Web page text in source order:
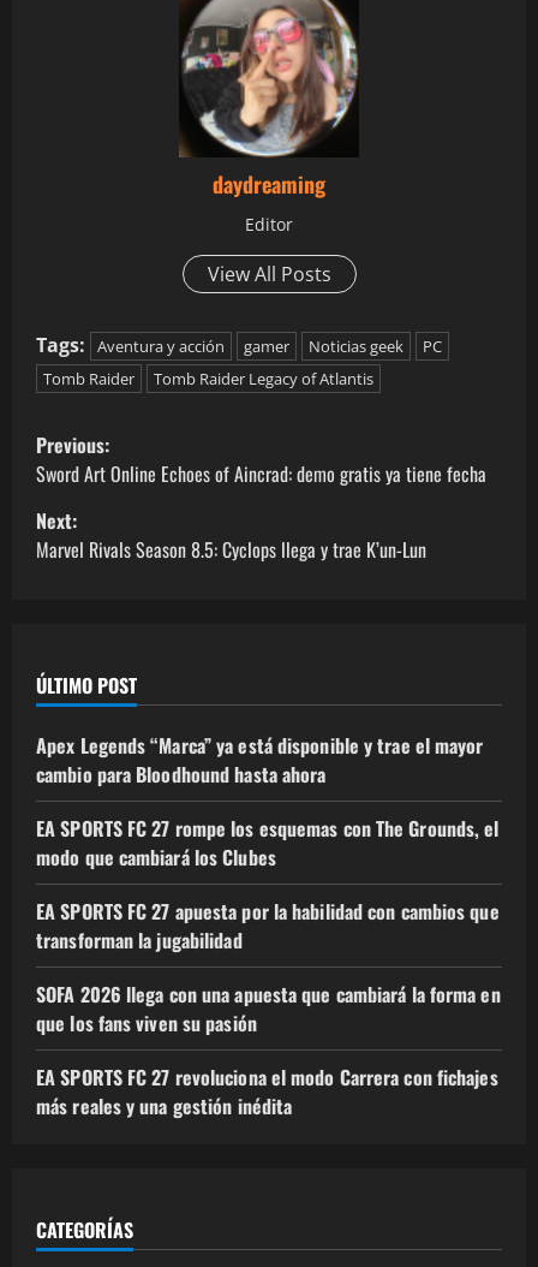
daydreaming
Editor
View All Posts
Tags: Aventura y acción gamer Noticias geek
PC
Tomb Raider
Tomb Raider Legacy of Atlantis
Previous:
Sword Art Online Echoes of Aincrad: demo gratis ya tiene fecha
Next:
Marvel Rivals Season 8.5: Cyclops llega y trae K’un-Lun
ÚLTIMO POST
Apex Legends “Marca” ya está disponible y trae el mayor
cambio para Bloodhound hasta ahora
EA SPORTS FC 27 rompe los esquemas con The Grounds, el
modo que cambiará los Clubes
EA SPORTS FC 27 apuesta por la habilidad con cambios que
transforman la jugabilidad
SOFA 2026 llega con una apuesta que cambiará la forma en
que los fans viven su pasión
EA SPORTS FC 27 revoluciona el modo Carrera con fichajes
más reales y una gestión inédita
CATEGORÍAS